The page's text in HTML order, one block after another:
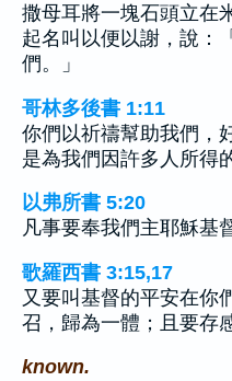
撒母耳將一塊石頭立在
起名叫以便以謝，說：
們。」
哥林多後書 1:11
你們以祈禱幫助我們，
是為我們因許多人所得
以弗所書 5:20
凡事要奉我們主耶穌基
歌羅西書 3:15,17
又要叫基督的平安在你
召，歸為一體；且要存
known.